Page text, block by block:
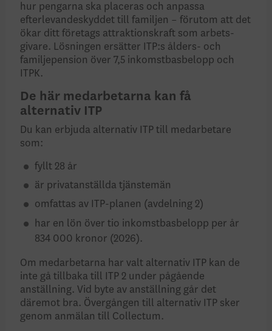
hur pengarna ska placeras och anpassa
efterlevande­skyddet till familjen – förutom att det
ökar ditt företags attraktions­kraft som arbets­
givare. Lösningen ersätter ITP:s ålders- och
familjepension över 7,5 inkomstbasbelopp och
ITPK.
De här medarbetarna kan få
alternativ ITP
Du kan erbjuda alternativ ITP till medarbetare
som:
fyllt 28 år
är privat­anställda tjänste­män
omfattas av ITP-planen (avdelning 2)
har en lön över tio inkomst­bas­belopp per år
834 000 kronor (2026).
Om medarbetarna har valt alternativ ITP kan de
inte gå tillbaka till ITP 2 under pågående
anställning. Vid byte av anställning går det
däremot bra. Övergången till alternativ ITP sker
genom anmälan till Collectum.